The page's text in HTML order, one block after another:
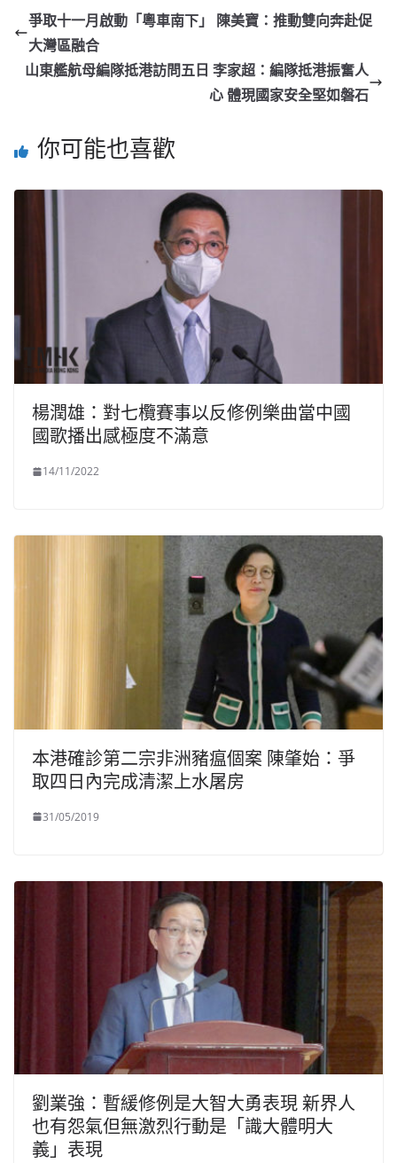
爭取十一月啟動「粵車南下」 陳美寶：推動雙向奔赴促
大灣區融合
山東艦航母編隊抵港訪問五日 李家超：編隊抵港振奮人
心 體現國家安全堅如磐石
你可能也喜歡
楊潤雄：對七欖賽事以反修例樂曲當中國
國歌播出感極度不滿意
14/11/2022
本港確診第二宗非洲豬瘟個案 陳肇始：爭
取四日內完成清潔上水屠房
31/05/2019
劉業強：暫緩修例是大智大勇表現 新界人
也有怨氣但無激烈行動是「識大體明大
義」表現